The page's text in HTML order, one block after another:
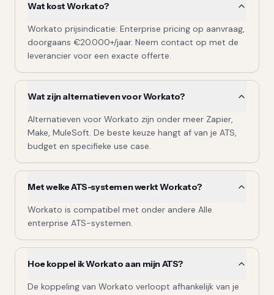
Wat kost Workato?
Workato prijsindicatie: Enterprise pricing op aanvraag,
doorgaans €20.000+/jaar. Neem contact op met de
leverancier voor een exacte offerte.
Wat zijn alternatieven voor Workato?
Alternatieven voor Workato zijn onder meer Zapier,
Make, MuleSoft. De beste keuze hangt af van je ATS,
budget en specifieke use case.
Met welke ATS-systemen werkt Workato?
Workato is compatibel met onder andere Alle
enterprise ATS-systemen.
Hoe koppel ik Workato aan mijn ATS?
De koppeling van Workato verloopt afhankelijk van je